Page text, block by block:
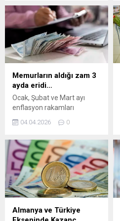
birlikte, mayıs ayında
yenilenecek kira
sözleşmeleri için geçerli
olacak yasal artış sınırı da
netlik kazandı. Nisan ayında
yıllık enflasyonun yüzde
32,37 olarak
gerçekleşmesinin ardından,
kira artışlarında referans
kabul edilen 12 aylık TÜFE
ortalaması yüzde 32,43
oldu. Geçtiğimiz nisan
Memurların aldığı zam 3
ayda eridi…
Ocak, Şubat ve Mart ayı
enflasyon rakamları
açıklandı. 3 aylık enflasyon
yüzde 10,04 oldu. Açıklanan
aldığı zam üç ayda erimiş
oldu.
04.04.2026 0
Almanya ve Türkiye